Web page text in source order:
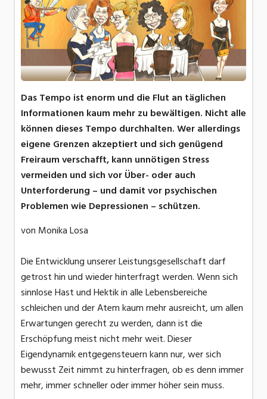
Das Tempo ist enorm und die Flut an täglichen
Informationen kaum mehr zu bewältigen. Nicht alle
können dieses Tempo durchhalten. Wer allerdings
eigene Grenzen akzeptiert und sich genügend
Freiraum verschafft, kann unnötigen Stress
vermeiden und sich vor Über- oder auch
Unterforderung – und damit vor psychischen
Problemen wie Depressionen – schützen.
von Monika Losa
Die Entwicklung unserer Leistungsgesellschaft darf
getrost hin und wieder hinterfragt werden. Wenn sich
sinnlose Hast und Hektik in alle Lebensbereiche
schleichen und der Atem kaum mehr ausreicht, um allen
Erwartungen gerecht zu werden, dann ist die
Erschöpfung meist nicht mehr weit. Dieser
Eigendynamik entgegensteuern kann nur, wer sich
bewusst Zeit nimmt zu hinterfragen, ob es denn immer
mehr, immer schneller oder immer höher sein muss.